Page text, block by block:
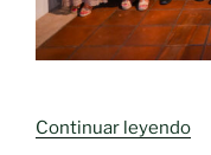
Continuar leyendo«Se